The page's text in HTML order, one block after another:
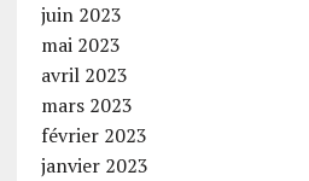
juin 2023
mai 2023
avril 2023
mars 2023
février 2023
janvier 2023